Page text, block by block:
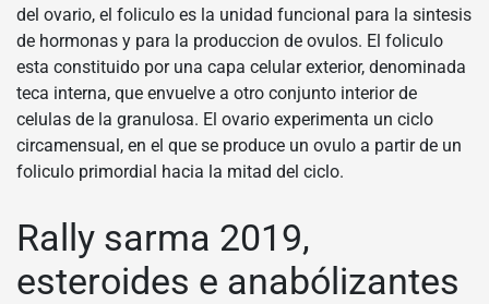
del ovario, el foliculo es la unidad funcional para la sintesis
de hormonas y para la produccion de ovulos. El foliculo
esta constituido por una capa celular exterior, denominada
teca interna, que envuelve a otro conjunto interior de
celulas de la granulosa. El ovario experimenta un ciclo
circamensual, en el que se produce un ovulo a partir de un
foliculo primordial hacia la mitad del ciclo.
Rally sarma 2019,
esteroides e anabólizantes